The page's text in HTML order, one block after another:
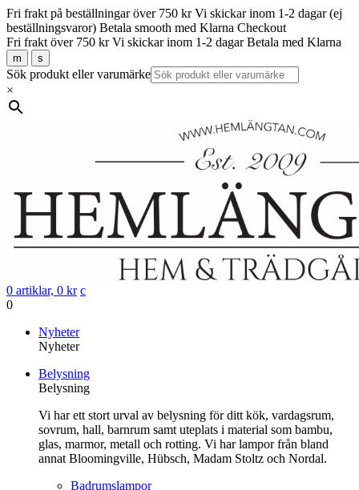
Fri frakt på beställningar över 750 kr Vi skickar inom 1-2 dagar (ej
beställningsvaror) Betala smooth med Klarna Checkout
Fri frakt över 750 kr Vi skickar inom 1-2 dagar Betala med Klarna
m s
Sök produkt eller varumärke
×
0 artiklar, 0 kr c
0
innehåll
Nyheter
Nyheter
Belysning
Belysning
Vi har ett stort urval av belysning för ditt kök, vardagsrum,
sovrum, hall, barnrum samt uteplats i material som bambu,
glas, marmor, metall och rotting. Vi har lampor från bland
annat Bloomingville, Hübsch, Madam Stoltz och Nordal.
Badrumslampor